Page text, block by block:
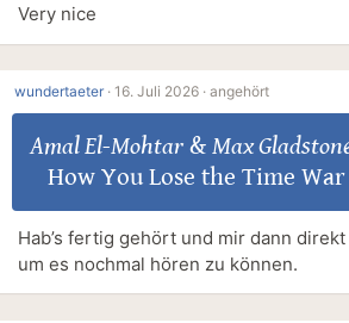
Very nice
wundertaeter · 16. Juli 2026 · angehört
Amal El-Mohtar& Max
How You Lose the Time War
Hab’s fertig gehört und mir dann
um es nochmal hören zu können.